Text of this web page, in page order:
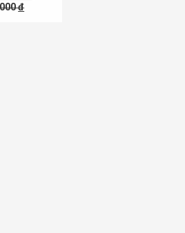
đ